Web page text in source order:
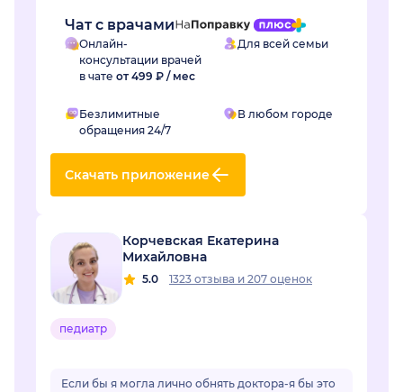
Чат с врачами
Онлайн-
консультации врачей
в чате от 499 ₽ / мес
Для всей семьи
Безлимитные
обращения 24/7
В любом городе
Скачать приложение
Корчевская Екатерина
Михайловна
5.0 1323 отзыва и 207 оценок
педиатр
Если бы я могла лично обнять доктора-я бы это